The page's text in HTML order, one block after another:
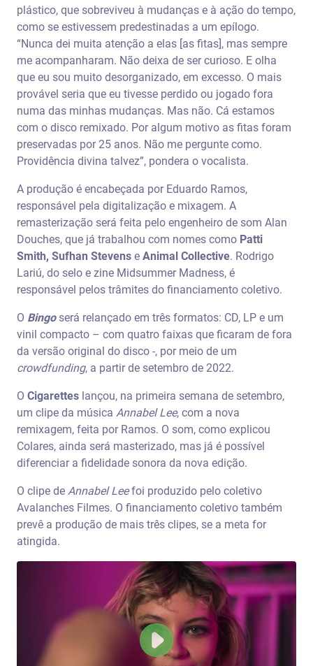
plástico, que sobreviveu à mudanças e à ação do tempo,
como se estivessem predestinadas a um epílogo.
“Nunca dei muita atenção a elas [as fitas], mas sempre
me acompanharam. Não deixa de ser curioso. E olha
que eu sou muito desorganizado, em excesso. O mais
provável seria que eu tivesse perdido ou jogado fora
numa das minhas mudanças. Mas não. Cá estamos
com o disco remixado. Por algum motivo as fitas foram
preservadas por 25 anos. Não me pergunte como.
Providência divina talvez”, pondera o vocalista.
A produção é encabeçada por Eduardo Ramos,
responsável pela digitalização e mixagem. A
remasterização será feita pelo engenheiro de som Alan
Douches, que já trabalhou com nomes como Patti
Smith, Sufhan Stevens e Animal Collective. Rodrigo
Lariú, do selo e zine Midsummer Madness, é
responsável pelos trâmites do financiamento coletivo.
O Bingo será relançado em três formatos: CD, LP e um
vinil compacto – com quatro faixas que ficaram de fora
da versão original do disco -, por meio de um
crowdfunding, a partir de setembro de 2022.
O Cigarettes lançou, na primeira semana de setembro,
um clipe da música Annabel Lee, com a nova
remixagem, feita por Ramos. O som, como explicou
Colares, ainda será masterizado, mas já é possível
diferenciar a fidelidade sonora da nova edição.
O clipe de Annabel Leefoi produzido pelo coletivo
Avalanches Filmes. O financiamento coletivo também
prevê a produção de mais três clipes, se a meta for
atingida.